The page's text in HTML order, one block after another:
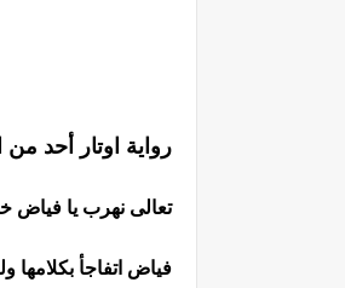
رواية اوتار أحد
تعالى نهرب يا فياض
فياض اتفاجأ